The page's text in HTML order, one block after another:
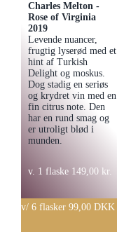
Charles Melton -
Rose of Virginia
2019
Levende nuancer,
frugtig lyserød med et
hint af Turkish
Delight og moskus.
Dog stadig en seriøs
og krydret vin med en
fin citrus note. Den
har en rund smag og
er utroligt blød i
munden.
v. 1 flaske 149,00 kr.
v/ 6 flasker 99,00 DKK